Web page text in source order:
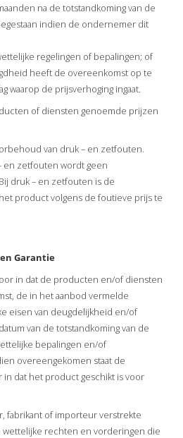
na de totstandkoming van de
indien de ondernemer dit
regelingen of bepalingen; of
heeft de overeenkomst op te
waarop de prijsverhoging ingaat.
of diensten genoemde prijzen
van druk – en zetfouten.
en zetfouten wordt geen
druk – en zetfouten is de
product volgens de foutieve prijs te
Garantie
in dat de producten en/of diensten
de in het aanbod vermelde
eisen van deugdelijkheid en/of
van de totstandkoming van de
bepalingen en/of
overeengekomen staat de
dat het product geschikt is voor
fabrikant of importeur verstrekte
wettelijke rechten en vorderingen die